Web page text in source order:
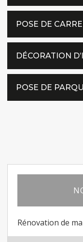
POSE DE
DÉCORATION
POSE DE
Rénovation de